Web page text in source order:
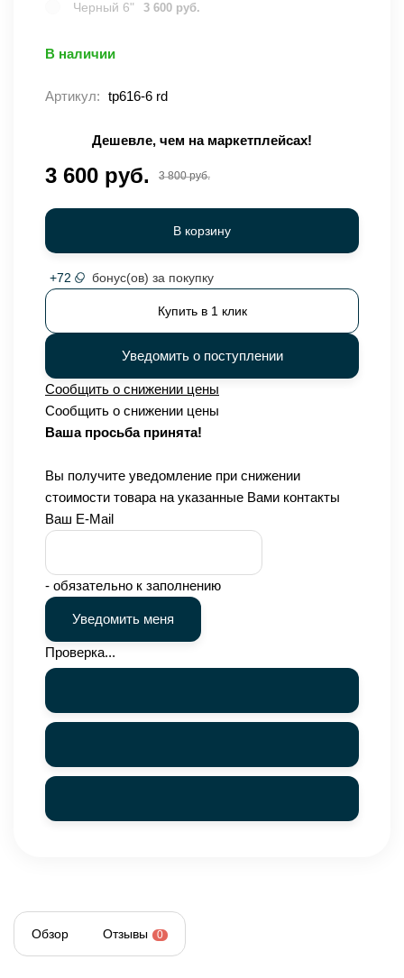
Черный 6" 3 600 руб.
В наличии
Артикул: tp616-6 rd
Дешевле, чем на маркетплейсах!
3 600 руб. 3 800 руб.
В корзину
+72 бонус(ов) за покупку
Купить в 1 клик
Уведомить о поступлении
Сообщить о снижении цены
Сообщить о снижении цены
Ваша просьба принята!
Вы получите уведомление при снижении
стоимости товара на указанные Вами контакты
Ваш E-Mail
- обязательно к заполнению
Проверка...
Обзор Отзывы 0